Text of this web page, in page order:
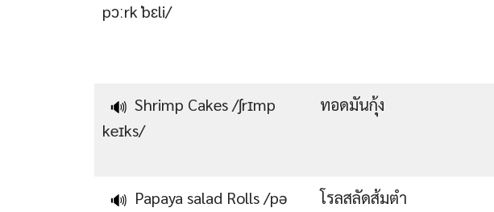
pɔːrk ˈbɛli/
🔊 Shrimp Cakes /ʃrɪmp
keɪks/
ทอดมันกุ้ง
🔊 Papaya salad Rolls /pə
โรลสลัดส้มตำ